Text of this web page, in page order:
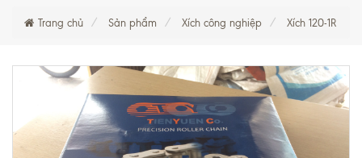
Trang chủ Sản phẩm Xích công nghiệp Xích 120-1R